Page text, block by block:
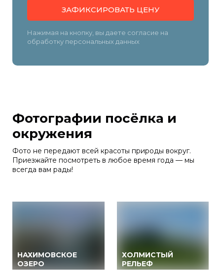
ЗАФИКСИРОВАТЬ ЦЕНУ
Нажимая на кнопку, вы даете согласие на
обработку персональных данных
Фотографии посёлка и
окружения
Фото не передают всей красоты природы вокруг.
Приезжайте посмотреть в любое время года — мы
всегда вам рады!
НАХИМОВСКОЕ
ОЗЕРО
ХОЛМИСТЫЙ
РЕЛЬЕФ